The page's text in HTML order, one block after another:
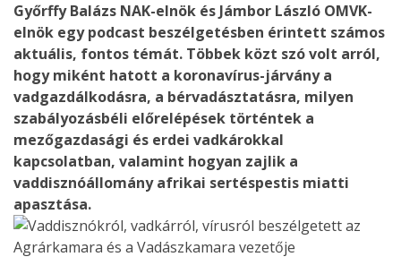
Győrffy Balázs NAK-elnök és Jámbor László OMVK-
elnök egy podcast beszélgetésben érintett számos
aktuális, fontos témát. Többek közt szó volt arról,
hogy miként hatott a koronavírus-járvány a
vadgazdálkodásra, a bérvadásztatásra, milyen
szabályozásbéli előrelépések történtek a
mezőgazdasági és erdei vadkárokkal
kapcsolatban, valamint hogyan zajlik a
vaddisznóállomány afrikai sertéspestis miatti
apasztása.